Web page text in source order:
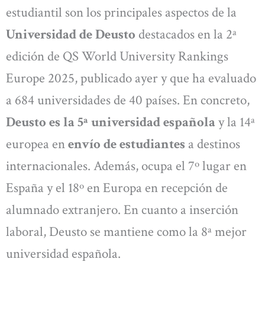
estudiantil son los principales aspectos de la
Universidad de Deusto destacados en la 2ª
edición de QS World University Rankings
Europe 2025, publicado ayer y que ha evaluado
a 684 universidades de 40 países. En concreto,
Deusto es la 5ª universidad españolay la 14ª
europea enenvío de estudiantes a destinos
internacionales. Además, ocupa el 7º lugar en
España y el 18º en Europa en recepción de
alumnado extranjero. En cuanto a inserción
laboral, Deusto se mantiene como la 8ª mejor
universidad española.